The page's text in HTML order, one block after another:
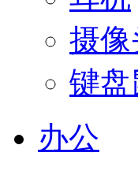
摄像
键
办公